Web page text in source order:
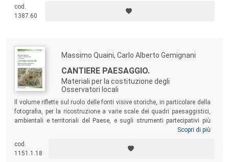
dell’amministrazione, della cultura ecc.), sociologi, urbanisti, storici
dell’arte e della letteratura.
cod.
1387.60
Massimo Quaini, Carlo Alberto Gemignani
CANTIERE PAESAGGIO.
Materiali per la costituzione degli
Osservatori locali
Il volume riflette sul ruolo delle fonti visive storiche, in particolare della
fotografia, per la ricostruzione a varie scale dei quadri paesaggistici,
ambientali e territoriali del Paese, e sugli strumenti partecipativi più
idonei a rispondere alle domande culturali e politiche provenienti da
all’identificazione del patrimonio rurale e alla riattivazione delle
pratiche e dei saperi ai quali è dovuta la residua qualità dei paesaggi
Scopri di più
cod.
1151.1.18